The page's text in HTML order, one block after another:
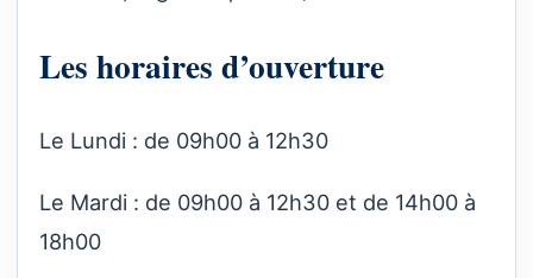
Les horaires d’ouverture
Le Lundi : de 09h00 à 12h30
Le Mardi : de 09h00 à 12h30 et de 14h00 à
18h00